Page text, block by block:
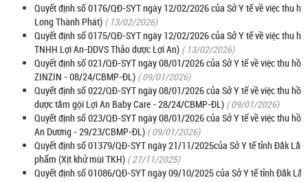
Quyết định số 0176/QĐ-SYT ngày 12/02/2026 của Sở Y tế về việc thu
Long Thành Phát) ( 13/02/2026)
Quyết định số 0175/QĐ-SYT ngày 12/02/2026 của Sở Y tế về việc thu
TNHH Lợi An-DDVS Thảo dược Lợi An) ( 13/02/2026)
Quyết định số 021/QĐ-SYT ngày 08/01/2026 của Sở Y tế về việc thu
ZINZIN - 08/24/CBMP-ĐL) ( 09/01/2026)
Quyết định số 022/QĐ-SYT ngày 08/01/2026 của Sở Y tế về việc thu
dược tắm gội Lợi An Baby Care - 28/24/CBMP-ĐL) ( 09/01/2026)
Quyết định số 023/QĐ-SYT ngày 08/01/2026 của Sở Y tế về việc thu
An Dương - 29/23/CBMP-ĐL) ( 09/01/2026)
Quyết định số 01379/QĐ-SYT ngày 21/11/2025của Sở Y tế tỉnh Đắk
phẩm (Xịt khử mùi TKH) ( 27/11/2025)
Quyết định số 01086/QĐ-SYT ngày 09/10/2025 của Sở Y tế tỉnh Đắk